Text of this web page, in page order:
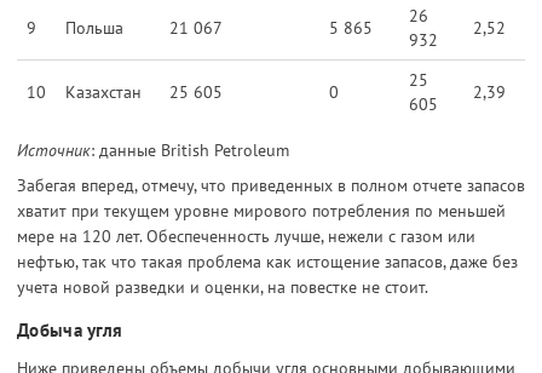
9 Польша 21 067 5 865
26
932
2,52
10 Казахстан 25 605 0
25
605
2,39
Источник: данные British Petroleum
Забегая вперед, отмечу, что приведенных в полном отчете запасов
хватит при текущем уровне мирового потребления по меньшей
мере на 120 лет. Обеспеченность лучше, нежели с газом или
нефтью, так что такая проблема как истощение запасов, даже без
учета новой разведки и оценки, на повестке не стоит.
Добыча угля
Ниже приведены объемы добычи угля основными добывающими